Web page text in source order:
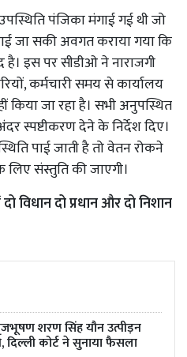
पंजिका मंगाई गई थी जो
जा सकी अवगत कराया गया कि
इस पर सीडीओ ने नाराजगी
कर्मचारी समय से कार्यालय
जा रहा है। सभी अनुपस्थित
स्पष्टीकरण देने के निर्देश दिए।
पाई जाती है तो वेतन रोकने
लिए संस्तुति की जाएगी।
दो प्रधान और दो निशान
शरण सिंह यौन उत्पीड़न
दिल्ली कोर्ट ने सुनाया फैसला